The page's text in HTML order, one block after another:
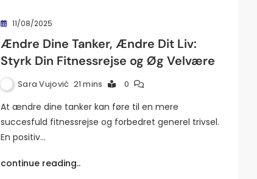
11/08/2025
Ændre Dine Tanker, Ændre Dit Liv:
Styrk Din Fitnessrejse og Øg Velvære
Sara Vujović 21 mins 0
At ændre dine tanker kan føre til en mere
succesfuld fitnessrejse og forbedret generel trivsel.
En positiv…
continue reading..